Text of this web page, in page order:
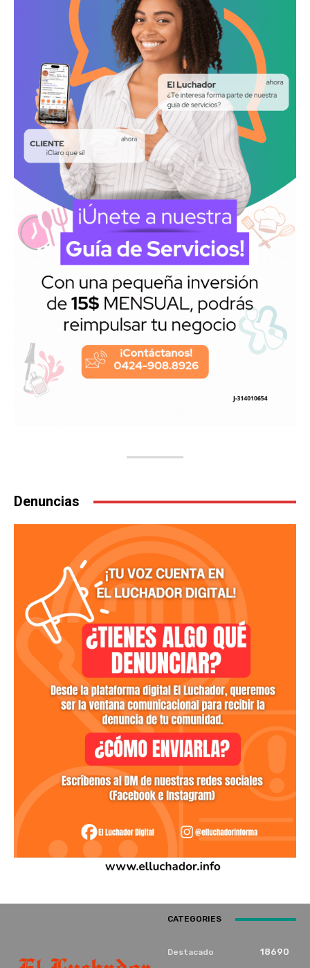
Denuncias
CATEGORIES
Destacado
18690